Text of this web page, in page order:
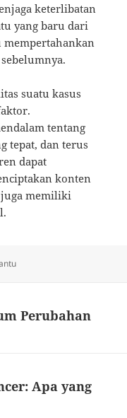
keterlibatan
yang baru dari
suatu kasus
tentang
tepat, dan terus
dapat
konten
memiliki
Perubahan
Apa yang